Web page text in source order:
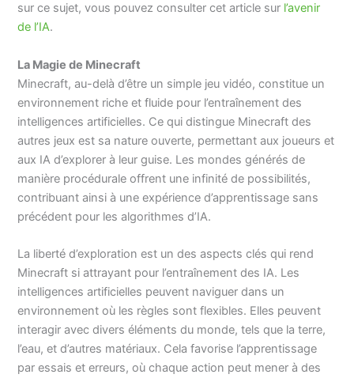
sur ce sujet, vous pouvez consulter cet article sur l’avenir
de l’IA.
La Magie de Minecraft
Minecraft, au-delà d’être un simple jeu vidéo, constitue un
environnement riche et fluide pour l’entraînement des
intelligences artificielles. Ce qui distingue Minecraft des
autres jeux est sa nature ouverte, permettant aux joueurs et
aux IA d’explorer à leur guise. Les mondes générés de
manière procédurale offrent une infinité de possibilités,
contribuant ainsi à une expérience d’apprentissage sans
précédent pour les algorithmes d’IA.
La liberté d’exploration est un des aspects clés qui rend
Minecraft si attrayant pour l’entraînement des IA. Les
intelligences artificielles peuvent naviguer dans un
environnement où les règles sont flexibles. Elles peuvent
interagir avec divers éléments du monde, tels que la terre,
l’eau, et d’autres matériaux. Cela favorise l’apprentissage
par essais et erreurs, où chaque action peut mener à des